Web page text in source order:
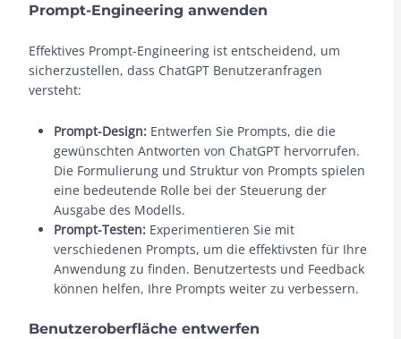
Prompt-Engineering anwenden
Effektives Prompt-Engineering ist entscheidend, um
sicherzustellen, dass ChatGPT Benutzeranfragen
versteht:
Prompt-Design: Entwerfen Sie Prompts, die die
gewünschten Antworten von ChatGPT hervorrufen.
Die Formulierung und Struktur von Prompts spielen
eine bedeutende Rolle bei der Steuerung der
Ausgabe des Modells.
Prompt-Testen: Experimentieren Sie mit
verschiedenen Prompts, um die effektivsten für Ihre
Anwendung zu finden. Benutzertests und Feedback
können helfen, Ihre Prompts weiter zu verbessern.
Benutzeroberfläche entwerfen